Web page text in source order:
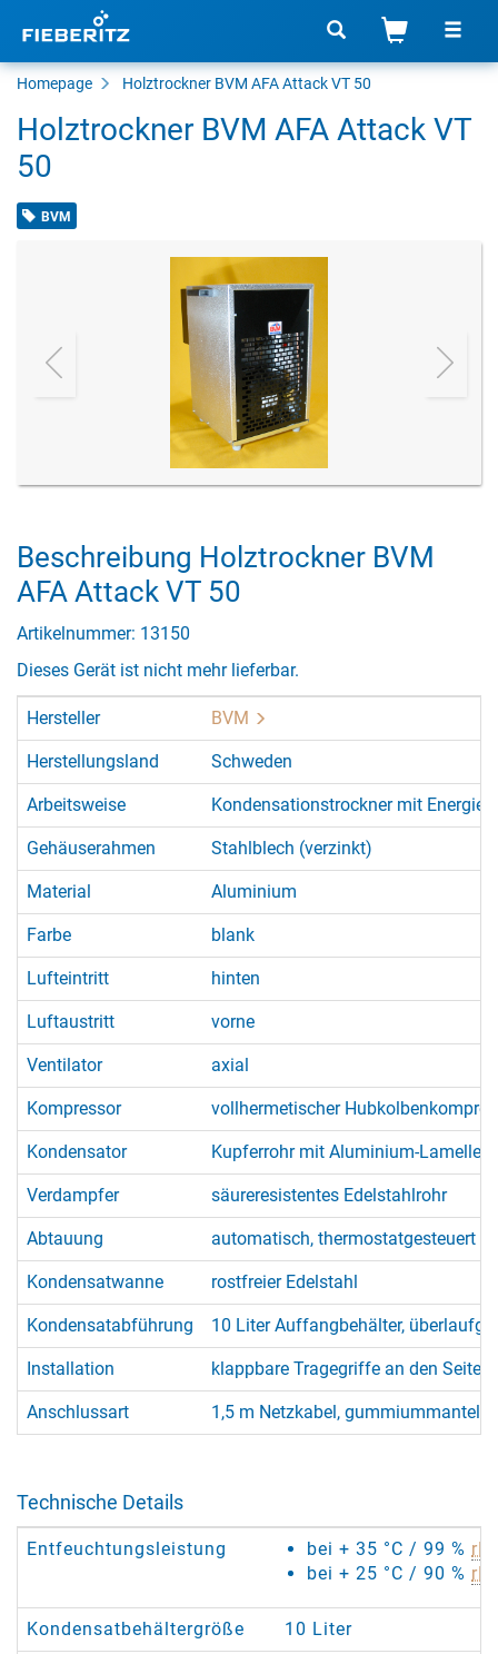
Homepage Holztrockner BVM AFA Attack VT 50
Holztrockner BVM AFA Attack VT
50
BVM
Beschreibung Holztrockner BVM
AFA Attack VT 50
Artikelnummer: 13150
Dieses Gerät ist nicht mehr lieferbar.
Hersteller BVM
Herstellungsland Schweden
Arbeitsweise Kondensationstrockner mit
Gehäuserahmen Stahlblech (verzinkt)
Material Aluminium
Farbe blank
Lufteintritt hinten
Luftaustritt vorne
Ventilator axial
Kompressor vollhermetischer
Kondensator Kupferrohr mit Aluminium-Lamellen
Verdampfer säureresistentes Edelstahlrohr
Abtauung automatisch, thermostatgesteuert
Kondensatwanne rostfreier Edelstahl
Kondensatabführung 10 Liter Auffangbehälter,
Installation klappbare Tragegriffe an den Seiten
Anschlussart 1,5 m Netzkabel, gummiummantelt,
Technische Details
Entfeuchtungsleistung bei + 35 °C / 99 % rF
bei + 25 °C / 90 % rF
Kondensatbehältergröße 10 Liter